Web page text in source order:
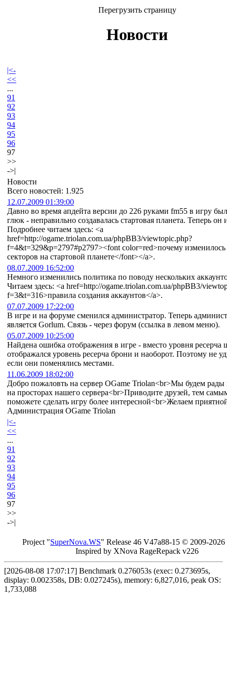
Перегрузить страницу
Новости
|<-
<<
...
91
92
93
94
95
96
97
>>
->|
Новости
Всего новостей: 1.925
12.07.2009 01:39:00
Давно во время апдейта версии до 226 руками fm55 в игру
глюк - неправильно создавалась стартовая планета. Теперь он
Подробнее читаем здесь: <a
href=http://ogame.triolan.com.ua/phpBB3/viewtopic.php?
f=4&t=329&p=2797#p2797><font color=red>почему изменилось
секторов на стартовой планете</font></a>.
08.07.2009 16:52:00
Немного изменились политика по поводу нескольких
Читаем здесь: <a href=http://ogame.triolan.com.ua/phpBB3/
f=3&t=316>правила создания аккаунтов</a>.
07.07.2009 17:22:00
В игре и на форуме сменился администратор. Теперь
являетcя Gorlum. Связь - через форум (ссылка в левом меню).
05.07.2009 10:25:00
Найдена ошибка отображения в игре - вместо уровня ресерча
отображался уровень ресерча брони и наоборот. Поэтому не
если они поменялись местами.
11.06.2009 18:02:00
Добро пожаловть на сервер OGame Triolan<br>Мы будем рады
на просторах нашего сервера<br>Приводите друзей, тем
поможете сделать игру более интересной<br>Желаем
Администрация OGame Triolan
|<-
<<
...
91
92
93
94
95
96
97
>>
->|
Project "SuperNova.WS" Release 46 V47a88-15 © 2009-2026
Inspired by XNova RageRepack v226
[2026-08-08 17:07:17] Benchmark 0.276053s (exec: 0.273695s,
display: 0.002358s, DB: 0.027245s), memory: 6,827,016, peak OS:
1,733,088